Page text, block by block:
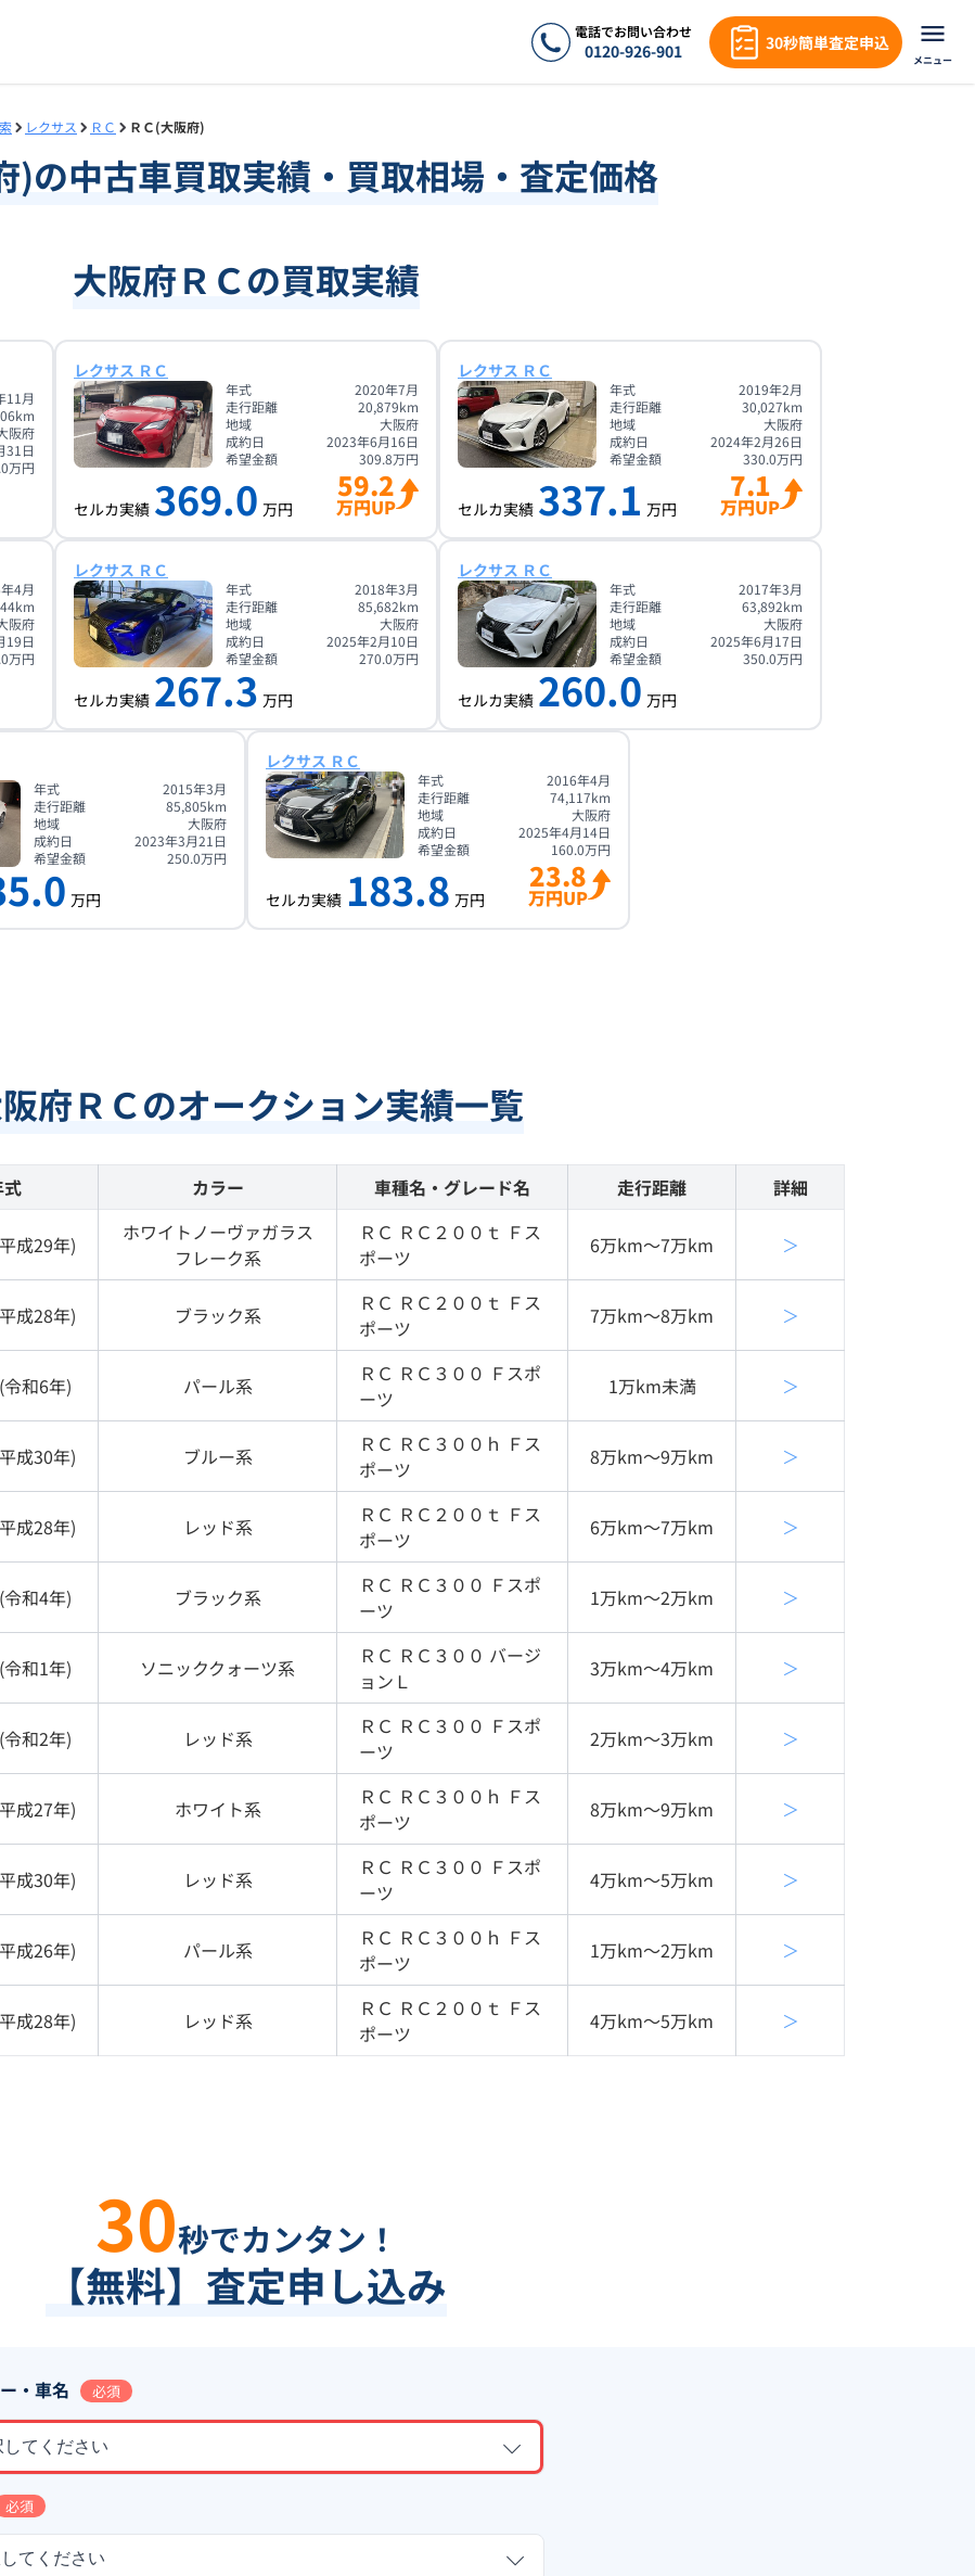
電話でお問い合わせ
0120-926-901 30秒簡単査定申込
メニュー
レクサス ＲＣ ＲＣ(大阪府)
)の中古車買取実績・買取相場・査定価格
大阪府ＲＣの買取実績
11月
km
阪府
31日
万円
レクサス ＲＣ
年式
2020年7月
走行距離
20,879km
地域
大阪府
成約日
2023年6月16日
希望金額
309.8万円
セルカ実績 369.0 万円
59.2
万円UP
レクサス ＲＣ
年式
2019年2月
走行距離
30,027km
地域
大阪府
成約日
2024年2月26日
希望金額
330.0万円
セルカ実績 337.1 万円
7.1
万円UP
4月
km
阪府
19日
万円
レクサス ＲＣ
年式
2018年3月
走行距離
85,682km
地域
大阪府
成約日
2025年2月10日
希望金額
270.0万円
セルカ実績 267.3 万円
レクサス ＲＣ
年式
2017年3月
走行距離
63,892km
地域
大阪府
成約日
2025年6月17日
希望金額
350.0万円
セルカ実績 260.0 万円
年式
2015年3月
走行距離
85,805km
地域
大阪府
成約日
2023年3月21日
希望金額
250.0万円
万円
レクサス ＲＣ
年式
2016年4月
走行距離
74,117km
地域
大阪府
成約日
2025年4月14日
希望金額
160.0万円
セルカ実績 183.8 万円
23.8
万円UP
府ＲＣのオークション実績一覧
カラー 車種名・グレード名 走行距離 詳細
平成29年)
ホワイトノーヴァガラス
フレーク系
ＲＣ ＲＣ２００ｔ Ｆス
ポーツ
6万km〜7万km ＞
平成28年) ブラック系 ＲＣ ＲＣ２００ｔ Ｆス
ポーツ
7万km〜8万km ＞
令和6年) パール系 ＲＣ ＲＣ３００ Ｆスポ
ーツ
1万km未満 ＞
平成30年) ブルー系 ＲＣ ＲＣ３００ｈ Ｆス
ポーツ
8万km〜9万km ＞
平成28年) レッド系 ＲＣ ＲＣ２００ｔ Ｆス
ポーツ
6万km〜7万km ＞
令和4年) ブラック系 ＲＣ ＲＣ３００ Ｆスポ
ーツ
1万km〜2万km ＞
令和1年) ソニッククォーツ系 ＲＣ ＲＣ３００ バージ
ョンＬ
3万km〜4万km ＞
令和2年) レッド系 ＲＣ ＲＣ３００ Ｆスポ
ーツ
2万km〜3万km ＞
平成27年) ホワイト系 ＲＣ ＲＣ３００ｈ Ｆス
ポーツ
8万km〜9万km ＞
平成30年) レッド系 ＲＣ ＲＣ３００ Ｆスポ
ーツ
4万km〜5万km ＞
平成26年) パール系 ＲＣ ＲＣ３００ｈ Ｆス
ポーツ
1万km〜2万km ＞
平成28年) レッド系 ＲＣ ＲＣ２００ｔ Ｆス
ポーツ
4万km〜5万km ＞
30秒でカンタン！
【無料】査定申し込み
・車名 必須
してください
必須
てください